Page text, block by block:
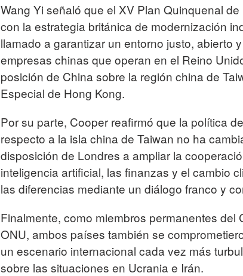
Wang Yi señaló que el XV Plan Quinquenal
con la estrategia británica de modernización
llamado a garantizar un entorno justo, abierto
empresas chinas que operan en el Reino
posición de China sobre la región china de
Especial de Hong Kong.
Por su parte, Cooper reafirmó que la política
respecto a la isla china de Taiwan no ha
disposición de Londres a ampliar la
inteligencia artificial, las finanzas y el cambio
las diferencias mediante un diálogo franco y
Finalmente, como miembros permanentes del
ONU, ambos países también se
un escenario internacional cada vez más
sobre las situaciones en Ucrania e Irán.